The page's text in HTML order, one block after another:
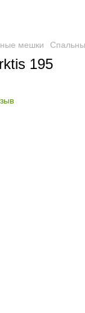
мешки
195